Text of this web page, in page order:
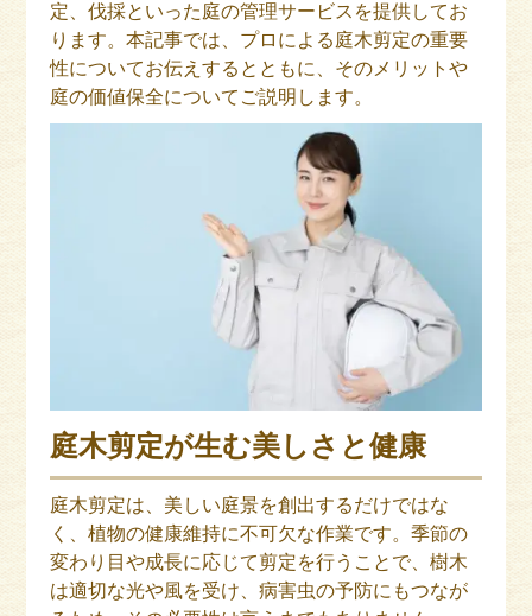
定、伐採といった庭の管理サービスを提供してお
ります。本記事では、プロによる庭木剪定の重要
性についてお伝えするとともに、そのメリットや
庭の価値保全についてご説明します。
庭木剪定が生む美しさと健康
庭木剪定は、美しい庭景を創出するだけではな
く、植物の健康維持に不可欠な作業です。季節の
変わり目や成長に応じて剪定を行うことで、樹木
は適切な光や風を受け、病害虫の予防にもつなが